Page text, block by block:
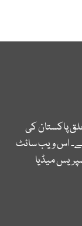
پاکستان کی
اس ویب سائٹ
میڈیا